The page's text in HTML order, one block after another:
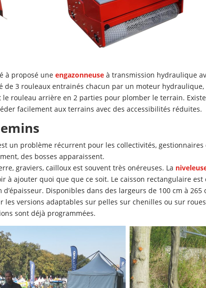
à proposé uneengazonneuse à transmission hydraulique
de 3 rouleaux entrainés chacun par un moteur
rouleau arrière en 2 parties pour plomber le terrain. Existe
facilement aux terrains avec des accessibilités réduites.
un problème récurrent pour les collectivités,
des bosses apparaissent.
graviers, cailloux est souvent très onéreuses. La
à ajouter quoi que que ce soit. Le caisson rectangulaire
Disponibles dans des largeurs de 100 cm à
les versions adaptables sur pelles sur chenilles ou sur
sont déjà programmées.